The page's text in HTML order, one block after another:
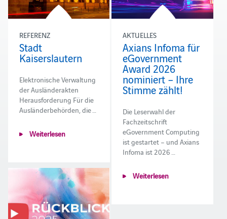
REFERENZ
Stadt
Kaiserslautern
Elektronische Verwaltung
der Ausländerakten
Herausforderung Für die
Ausländerbehörden, die …
Weiterlesen
AKTUELLES
Axians Infoma für
eGovernment
Award 2026
nominiert – Ihre
Stimme zählt!
Die Leserwahl der
Fachzeitschrift
eGovernment Computing
ist gestartet – und Axians
Infoma ist 2026 …
Weiterlesen